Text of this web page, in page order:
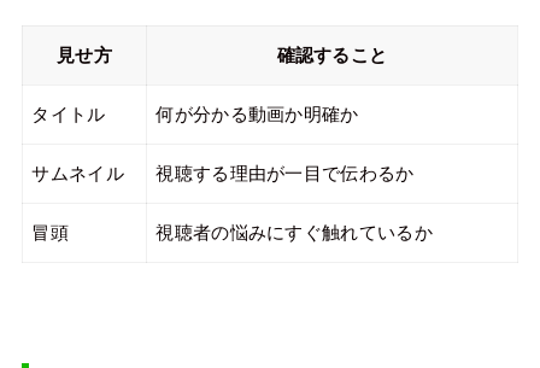
見せ方 確認すること
タイトル 何が分かる動画か明確か
サムネイル 視聴する理由が一目で伝わるか
冒頭 視聴者の悩みにすぐ触れているか